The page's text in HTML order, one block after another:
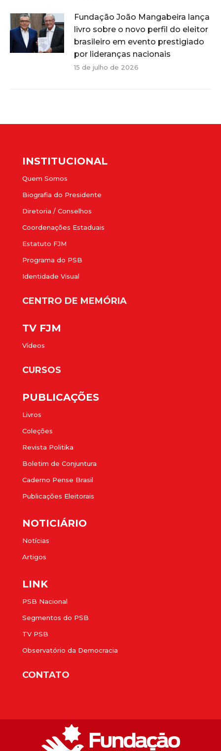
Fundação João Mangabeira lança
livro sobre o novo perfil do eleitor
brasileiro em evento prestigiado
por lideranças nacionais
15 de julho de 2026
INSTITUCIONAL
Quem Somos
Biografia do Presidente
Diretoria / Conselhos
Coordenações Estaduais
Estatuto FJM
Programa do PSB
Identidade Visual
CENTRO DE MEMÓRIA
TV FJM
Vídeos
CURSOS
PUBLICAÇÕES
Livros
Coleções
Revista Politika
Boletim de Conjuntura
Caderno Pense Brasil
Publicações Eleitorais
NOTICIÁRIO
Notícias
Artigos
LINK
PSB Nacional
Segmentos do PSB
TV PSB
Observatório da Democracia
CONTATO